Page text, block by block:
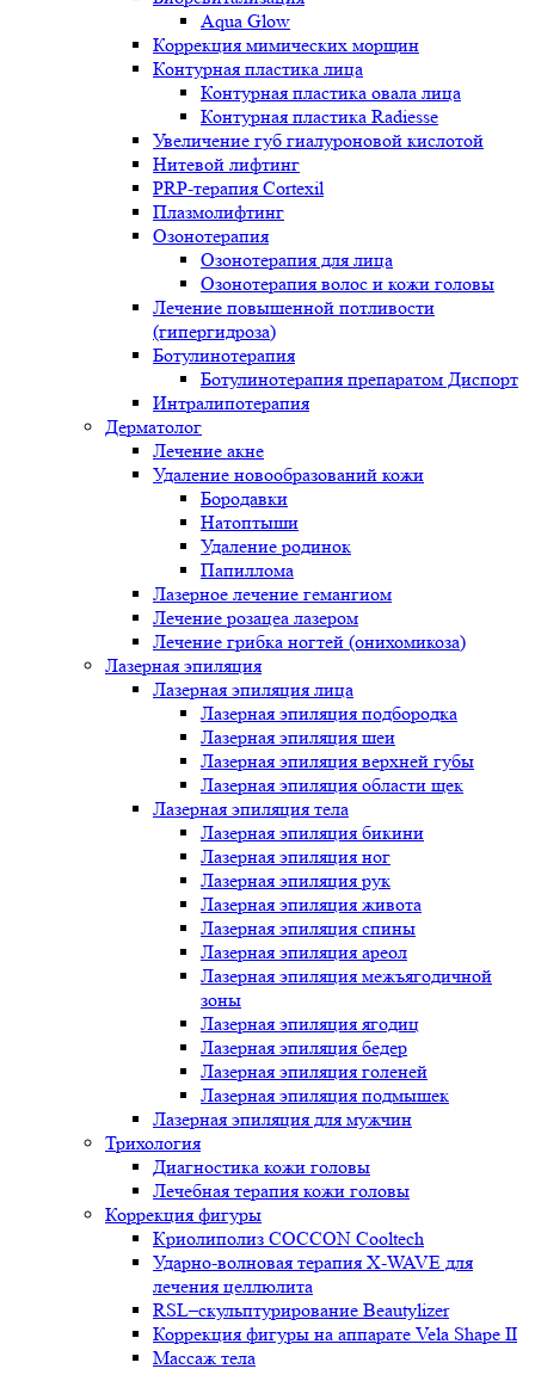
Aqua Glow
Коррекция мимических морщин
Контурная пластика лица
Контурная пластика овала лица
Контурная пластика Radiesse
Увеличение губ гиалуроновой кислотой
Нитевой лифтинг
PRP-терапия Cortexil
Плазмолифтинг
Озонотерапия
Озонотерапия для лица
Озонотерапия волос и кожи головы
Лечение повышенной потливости
(гипергидроза)
Ботулинотерапия
Ботулинотерапия препаратом Диспорт
Интралипотерапия
Дерматолог
Лечение акне
Удаление новообразований кожи
Бородавки
Натоптыши
Удаление родинок
Папиллома
Лазерное лечение гемангиом
Лечение розацеа лазером
Лечение грибка ногтей (онихомикоза)
Лазерная эпиляция
Лазерная эпиляция лица
Лазерная эпиляция подбородка
Лазерная эпиляция шеи
Лазерная эпиляция верхней губы
Лазерная эпиляция области щек
Лазерная эпиляция тела
Лазерная эпиляция бикини
Лазерная эпиляция ног
Лазерная эпиляция рук
Лазерная эпиляция живота
Лазерная эпиляция спины
Лазерная эпиляция ареол
Лазерная эпиляция межъягодичной
зоны
Лазерная эпиляция ягодиц
Лазерная эпиляция бедер
Лазерная эпиляция голеней
Лазерная эпиляция подмышек
Лазерная эпиляция для мужчин
Трихология
Диагностика кожи головы
Лечебная терапия кожи головы
Коррекция фигуры
Криолиполиз COCCON Cooltech
Ударно-волновая терапия X-WAVE для
лечения целлюлита
RSL–скульптурирование Beautylizer
Коррекция фигуры на аппарате Vela Shape II
Массаж тела